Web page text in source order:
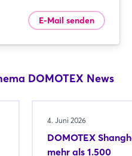
E-Mail senden
DOMOTEX News
4. Juni 2026
DOMOTEX
mehr als 1.500